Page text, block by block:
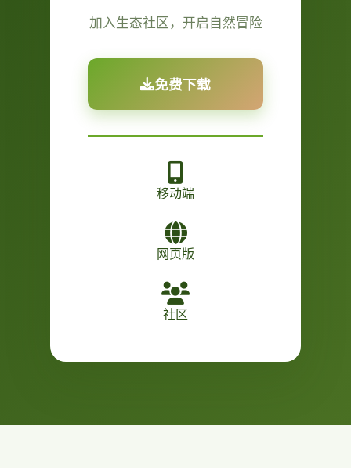
加入生态社区，开启自然冒险
免费下载
移动端
网页版
社区